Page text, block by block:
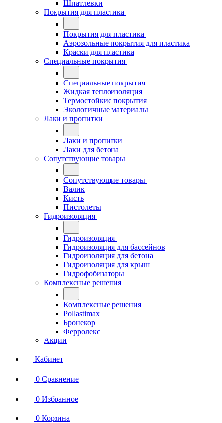
Шпатлевки
Покрытия для пластика
Покрытия для пластика
Аэрозольные покрытия для пластика
Краски для пластика
Специальные покрытия
Специальные покрытия
Жидкая теплоизоляция
Термостойкие покрытия
Экологичные материалы
Лаки и пропитки
Лаки и пропитки
Лаки для бетона
Сопутствующие товары
Сопутствующие товары
Валик
Кисть
Пистолеты
Гидроизоляция
Гидроизоляция
Гидроизоляция для бассейнов
Гидроизоляция для бетона
Гидроизоляция для крыш
Гидрофобизаторы
Комплексные решения
Комплексные решения
Pollastimax
Бронекор
Ферролекс
Акции
Кабинет
0 Сравнение
0 Избранное
0 Корзина